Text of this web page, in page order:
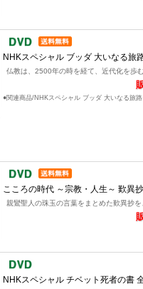
NHKスペシャル ブッダ 大いなる旅
仏教は、2500年の時を経て、近代化を歩
●関連商品/NHKスペシャル ブッダ 大いなる旅
こころの時代 ～宗教・人生～ 歎異
親鸞聖人の珠玉の言葉をまとめた歎異抄を
NHKスペシャル チベット死者の書